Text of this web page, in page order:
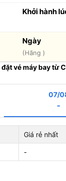
Khởi hành
Ngày
(Hãng )
đặt vé máy bay từ
07/
-
Giá rẻ nhất
-